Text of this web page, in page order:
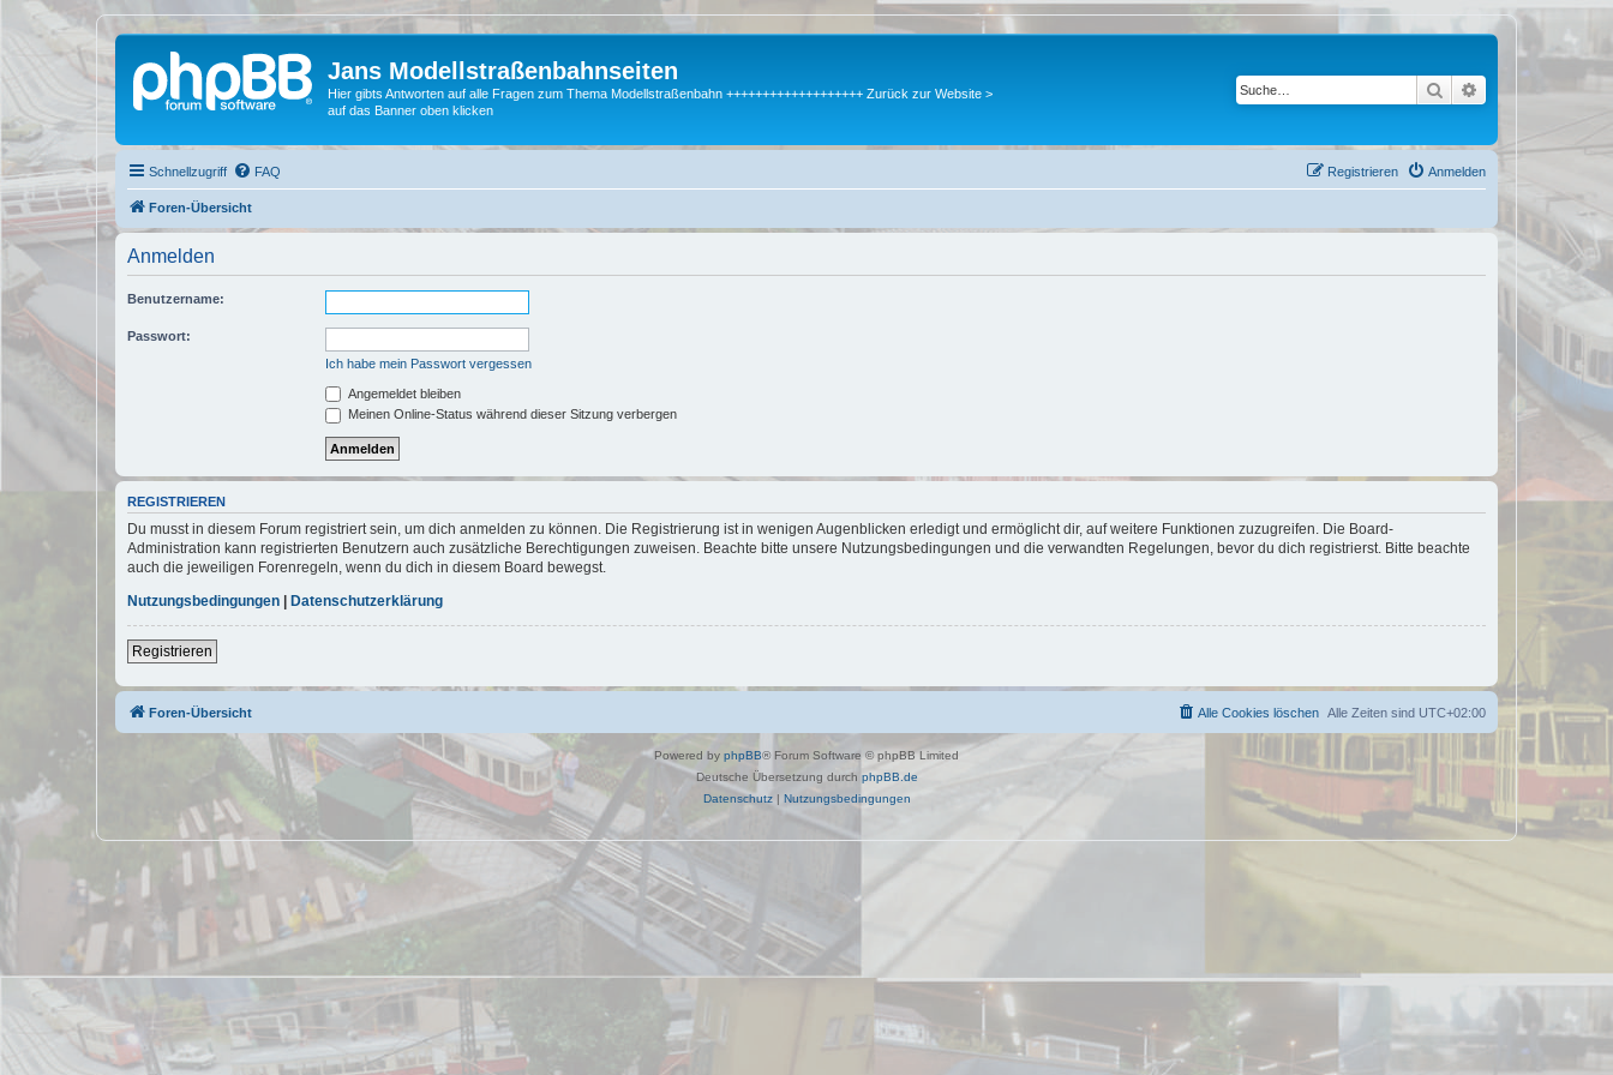
Jans Modellstraßenbahnseiten
Hier gibts Antworten auf alle Fragen zum Thema Modellstraßenbahn +++++++++++++++++++ Zurück zur Website >
auf das Banner oben klicken
Suche Erweiterte Suche
Schnellzugriff FAQ Anmelden
Registrieren
Foren-Übersicht
Anmelden
Benutzername:
Passwort:
Ich habe mein Passwort vergessen
Angemeldet bleiben
Meinen Online-Status während dieser Sitzung verbergen
REGISTRIEREN
Du musst in diesem Forum registriert sein, um dich anmelden zu können. Die Registrierung ist in wenigen Augenblicken erledigt und ermöglicht dir, auf weitere Funktionen zuzugreifen. Die Board-
Administration kann registrierten Benutzern auch zusätzliche Berechtigungen zuweisen. Beachte bitte unsere Nutzungsbedingungen und die verwandten Regelungen, bevor du dich registrierst. Bitte beachte
auch die jeweiligen Forenregeln, wenn du dich in diesem Board bewegst.
Nutzungsbedingungen
Datenschutzerklärung
Registrieren
Foren-Übersicht Alle Zeiten sind UTC+02:00
Alle Cookies löschen
Powered by phpBB® Forum Software © phpBB Limited
Deutsche Übersetzung durch phpBB.de
Datenschutz| Nutzungsbedingungen